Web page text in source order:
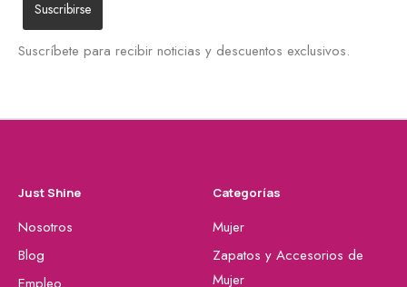
Suscríbete para recibir noticias y descuentos exclusivos.
Just Shine
Nosotros
Blog
Empleo
Categorías
Mujer
Zapatos y Accesorios de
Mujer